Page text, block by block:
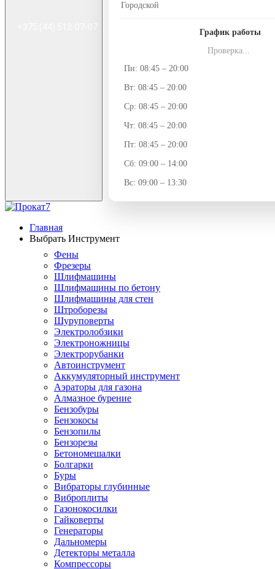
Городской
График работы
Проверка...
Пн: 08:45 – 20:00
Вт: 08:45 – 20:00
Ср: 08:45 – 20:00
Чт: 08:45 – 20:00
Пт: 08:45 – 20:00
Сб: 09:00 – 14:00
Вс: 09:00 – 13:30
Главная
Выбрать Инструмент
Фены
Фрезеры
Шлифмашины
Шлифмашины по бетону
Шлифмашины для стен
Штроборезы
Шуруповерты
Электролобзики
Электроножницы
Электрорубанки
Автоинструмент
Аккумуляторный инструмент
Аэраторы для газона
Алмазное бурение
Бензобуры
Бензокосы
Бензопилы
Бензорезы
Бетономешалки
Болгарки
Буры
Вибраторы глубинные
Виброплиты
Газонокосилки
Гайковерты
Генераторы
Дальномеры
Детекторы металла
Компрессоры